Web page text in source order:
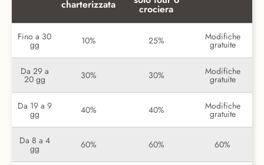
charterizzata crociera
Fino a 30
gg 10% 25% Modifiche
gratuite
Da 29 a
20 gg 30% 30% Modifiche
gratuite
Da 19 a 9
gg 40% 40% Modifiche
gratuite
Da 8 a 4
gg 60% 60% 60%